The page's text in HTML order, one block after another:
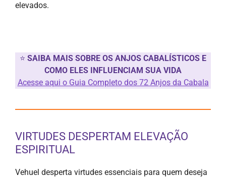
elevados.
⭐ SAIBA MAIS SOBRE OS ANJOS CABALÍSTICOS E
COMO ELES INFLUENCIAM SUA VIDA
Acesse aqui o Guia Completo dos 72 Anjos da Cabala
VIRTUDES DESPERTAM ELEVAÇÃO
ESPIRITUAL
Vehuel desperta virtudes essenciais para quem deseja